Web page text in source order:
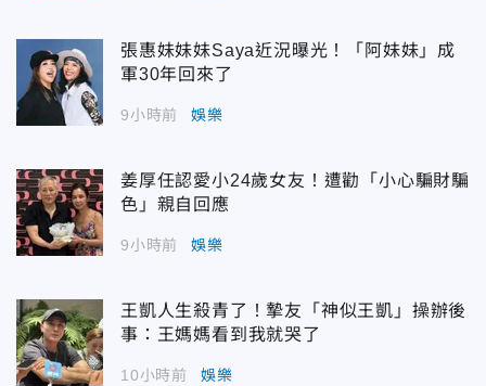
張惠妹妹妹Saya近況曝光！「阿妹妹」成
軍30年回來了
9小時前 娛樂
姜厚任認愛小24歲女友！遭勸「小心騙財騙
色」親自回應
9小時前 娛樂
王凱人生殺青了！摯友「神似王凱」操辦後
事：王媽媽看到我就哭了
10小時前 娛樂